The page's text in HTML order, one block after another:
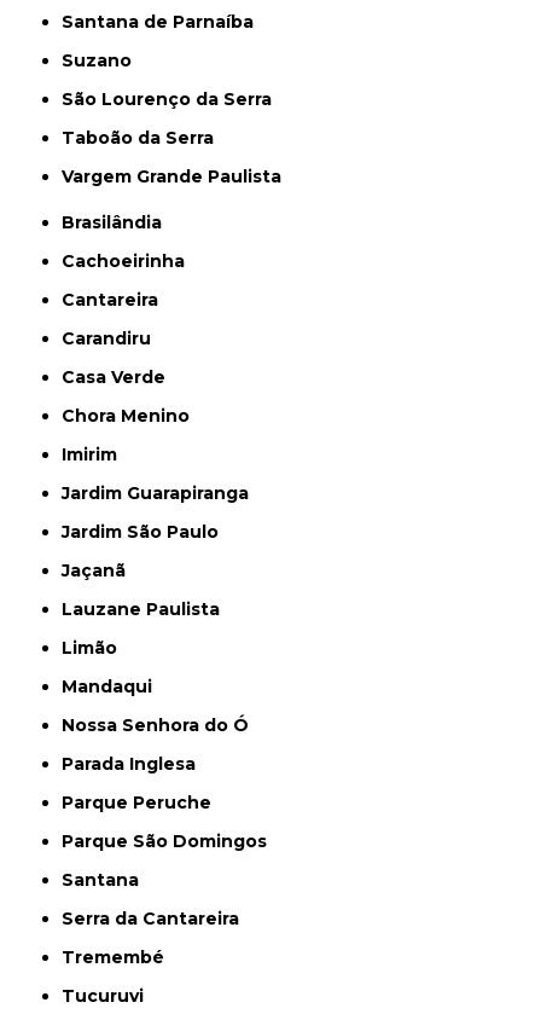
Santana de Parnaíba
Suzano
São Lourenço da Serra
Taboão da Serra
Vargem Grande Paulista
Brasilândia
Cachoeirinha
Cantareira
Carandiru
Casa Verde
Chora Menino
Imirim
Jardim Guarapiranga
Jardim São Paulo
Jaçanã
Lauzane Paulista
Limão
Mandaqui
Nossa Senhora do Ó
Parada Inglesa
Parque Peruche
Parque São Domingos
Santana
Serra da Cantareira
Tremembé
Tucuruvi